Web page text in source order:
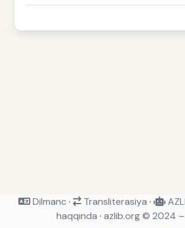
Dilmanc · Transliterasiya ·
haqqında · azlib.org © 2024